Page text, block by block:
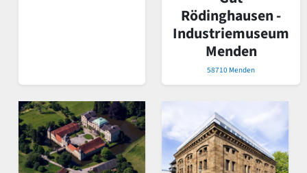
Rödinghausen -
Industriemuseum
Menden
58710 Menden